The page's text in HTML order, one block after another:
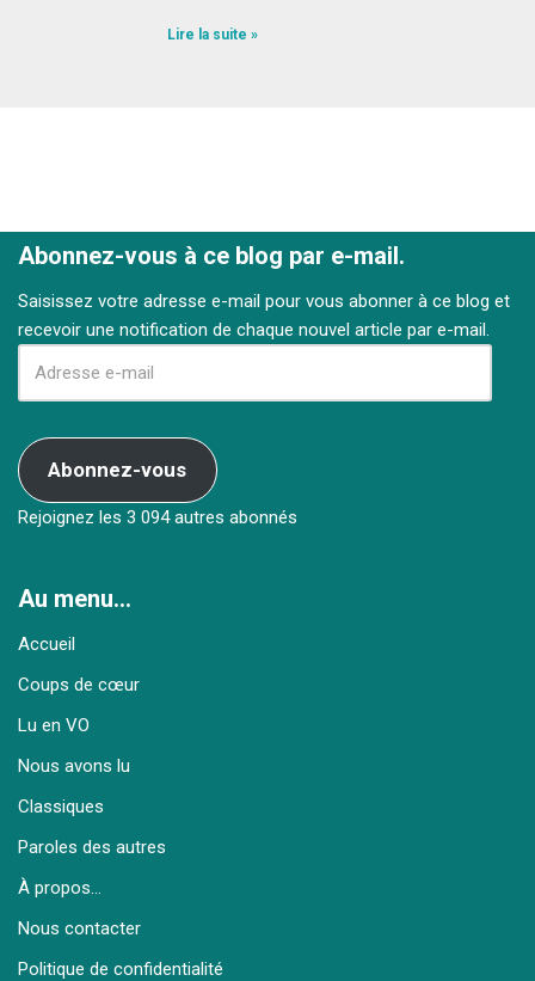
Lire la suite »
Abonnez-vous à ce blog par e-mail.
Saisissez votre adresse e-mail pour vous abonner à ce blog et
recevoir une notification de chaque nouvel article par e-mail.
Abonnez-vous
Rejoignez les 3 094 autres abonnés
Au menu…
Accueil
Coups de cœur
Lu en VO
Nous avons lu
Classiques
Paroles des autres
À propos…
Nous contacter
Politique de confidentialité